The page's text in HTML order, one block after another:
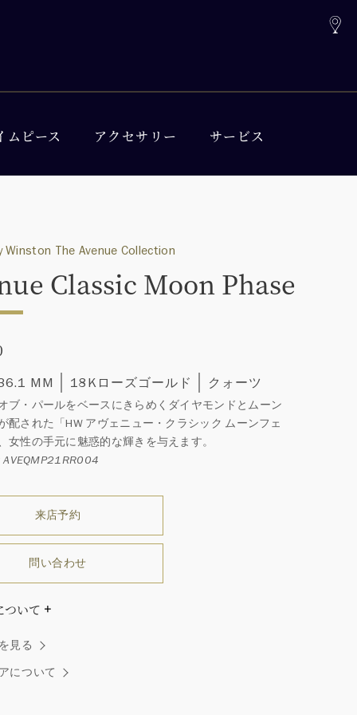
ムピース アクセサリー サービス
Winston The Avenue Collection
Classic Moon Phase
MM 18Kローズゴールド クォーツ
ブ・パールをベースにきらめくダイヤモンドとムーン
配された「HW アヴェニュー・クラシック ムーンフェ
女性の手元に魅惑的な輝きを与えます。
来店予約
問い合わせ
ついて
トンはそう語りました。ハリー・ウィンストンによって
た最高品質のダイヤモンド及びジェムストーンは、ひと
が唯一無二の個性を有する天然の素材であるため、同製
見る
について